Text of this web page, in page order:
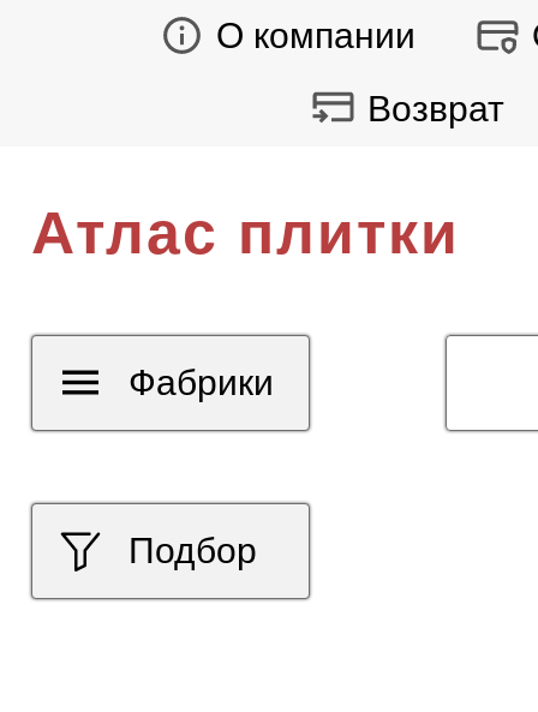
О компании
Возврат
Атлас плитки
Подбор
Фабрики